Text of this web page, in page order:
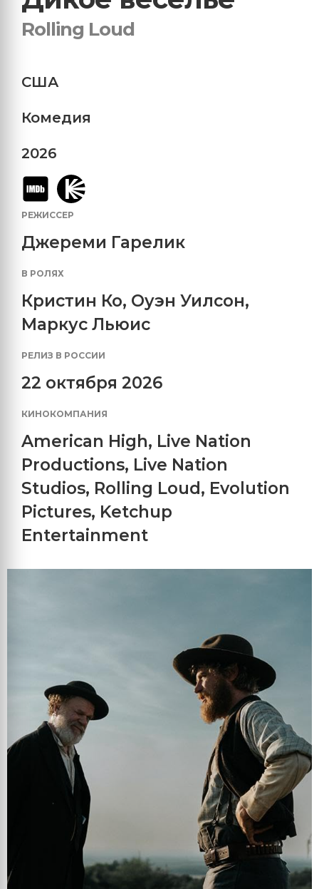
Rolling Loud
США
Комедия
2026
РЕЖИССЕР
Джереми Гарелик
В РОЛЯХ
Кристин Ко, Оуэн Уилсон,
Маркус Льюис
РЕЛИЗ В РОССИИ
22 октября 2026
КИНОКОМПАНИЯ
American High, Live Nation
Productions, Live Nation
Studios, Rolling Loud , Evolution
Pictures, Ketchup
Entertainment